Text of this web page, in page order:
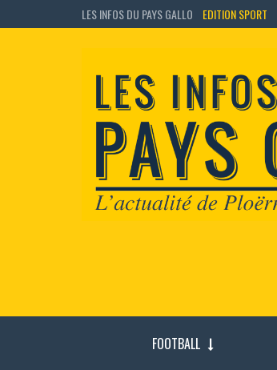
LES INFOS DU PAYS GALLO EDITION SPORT
FOOTBALL